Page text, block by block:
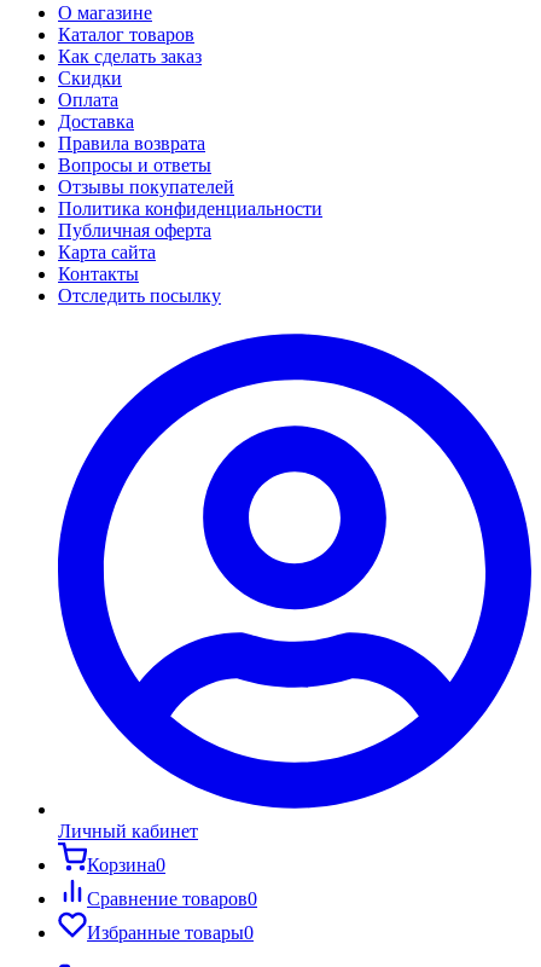
О магазине
Каталог товаров
Как сделать заказ
Скидки
Оплата
Доставка
Правила возврата
Вопросы и ответы
Отзывы покупателей
Политика конфиденциальности
Публичная оферта
Карта сайта
Контакты
Отследить посылку
Личный кабинет
Корзина0
Сравнение товаров0
Избранные товары0